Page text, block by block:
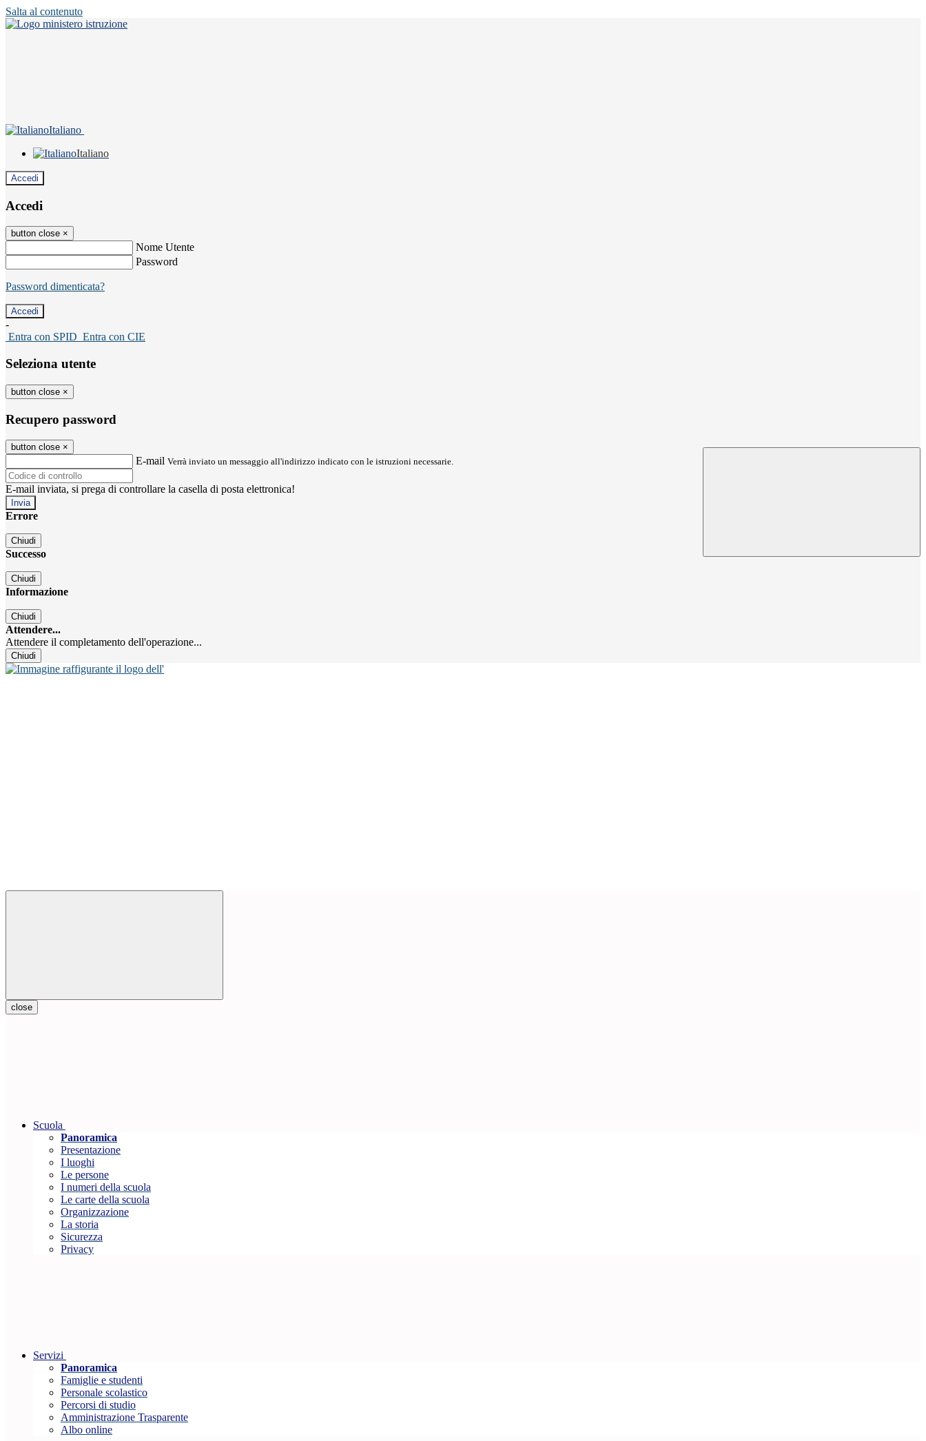
Salta al contenuto
Italiano
Italiano
Accedi
Accedi
button close ×
Nome Utente
Password
Password dimenticata?
-
Entra con SPID Entra con CIE
Seleziona utente
button close ×
Recupero password
button close ×
E-mail Verrà inviato un messaggio all'indirizzo indicato con le istruzioni necessarie.
E-mail inviata, si prega di controllare la casella di posta elettronica!
Errore
Chiudi
Successo
Chiudi
Informazione
Chiudi
Attendere...
Attendere il completamento dell'operazione...
Chiudi
close
Scuola
Panoramica
Presentazione
I luoghi
Le persone
I numeri della scuola
Le carte della scuola
Organizzazione
La storia
Sicurezza
Privacy
Servizi
Panoramica
Famiglie e studenti
Personale scolastico
Percorsi di studio
Amministrazione Trasparente
Albo online